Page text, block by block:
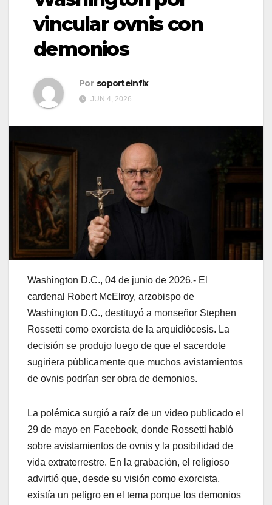
vincular ovnis con
demonios
Por soporteinfix
JUN 4, 2026
Washington D.C., 04 de junio de 2026.- El
cardenal Robert McElroy, arzobispo de
Washington D.C., destituyó a monseñor Stephen
Rossetti como exorcista de la arquidiócesis. La
decisión se produjo luego de que el sacerdote
sugiriera públicamente que muchos avistamientos
de ovnis podrían ser obra de demonios.
La polémica surgió a raíz de un video publicado el
29 de mayo en Facebook, donde Rossetti habló
sobre avistamientos de ovnis y la posibilidad de
vida extraterrestre. En la grabación, el religioso
advirtió que, desde su visión como exorcista,
existía un peligro en el tema porque los demonios